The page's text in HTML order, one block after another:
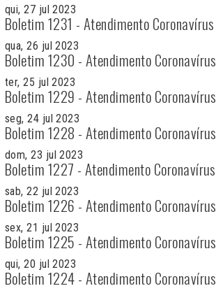
qui, 27 jul 2023
Boletim 1231 - Atendimento Coronavírus
qua, 26 jul 2023
Boletim 1230 - Atendimento Coronavírus
ter, 25 jul 2023
Boletim 1229 - Atendimento Coronavírus
seg, 24 jul 2023
Boletim 1228 - Atendimento Coronavírus
dom, 23 jul 2023
Boletim 1227 - Atendimento Coronavírus
sab, 22 jul 2023
Boletim 1226 - Atendimento Coronavírus
sex, 21 jul 2023
Boletim 1225 - Atendimento Coronavírus
qui, 20 jul 2023
Boletim 1224 - Atendimento Coronavírus